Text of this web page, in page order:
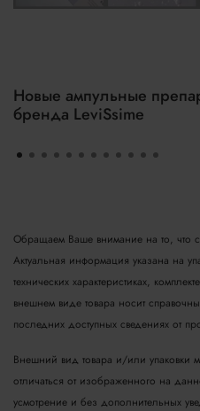
Новые ампульные
бренда LeviSsime
Обращаем Ваше внимание на то, что
Актуальная информация указана на
технических характеристиках,
внешнем виде товара носит
последних доступных сведениях от
Внешний вид товара и/или упаковки
отличаться от изображенного на
усмотрение и без дополнительных